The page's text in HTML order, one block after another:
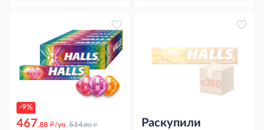
-9%
467.88 д/уп 514.80 д Раскупили